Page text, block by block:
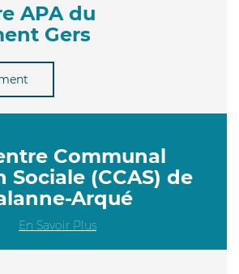
APA du
Gers
Communal
Sociale (CCAS) de
Arqué
En Savoir Plus